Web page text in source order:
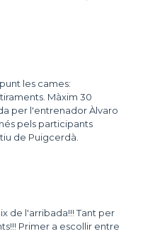
les cames:
Màxim 30
per l'entrenador Àlvaro
pels participants
de Puigcerdà.
de l'arribada!!! Tant per
Primer a escollir entre